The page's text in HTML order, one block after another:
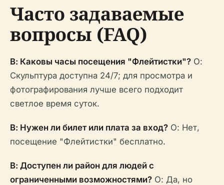
Часто задаваемые
вопросы (FAQ)
В: Каковы часы посещения "Флейтистки"? О:
Скульптура доступна 24/7; для просмотра и
фотографирования лучше всего подходит
светлое время суток.
В: Нужен ли билет или плата за вход? О: Нет,
посещение "Флейтистки" бесплатно.
В: Доступен ли район для людей с
ограниченными возможностями? О: Да, но